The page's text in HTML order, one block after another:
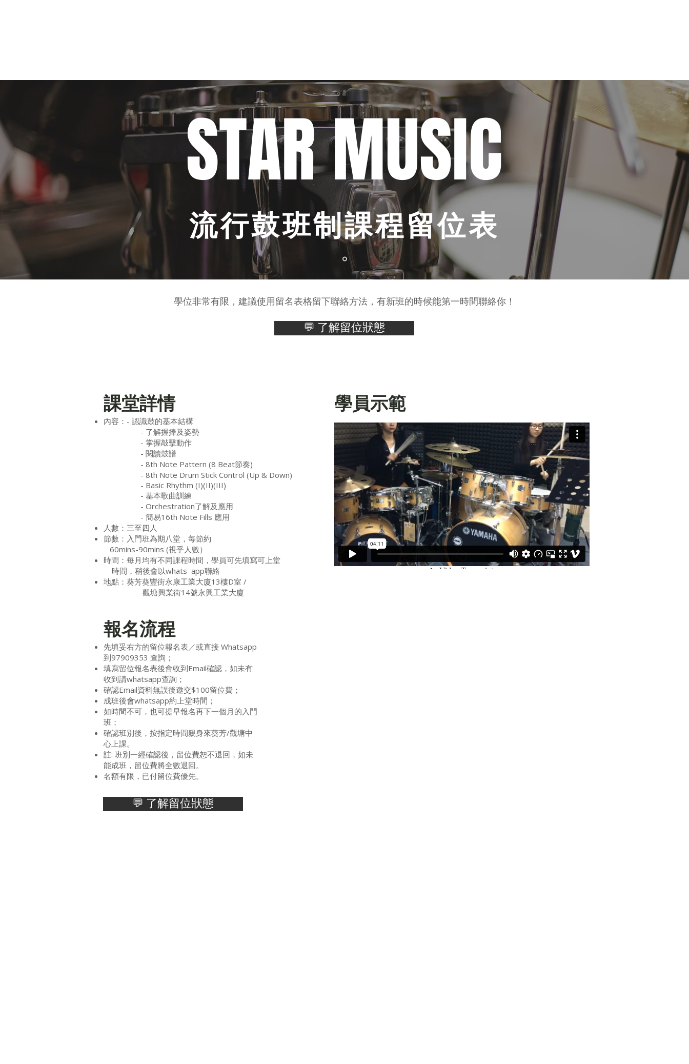
STAR MUSIC
流行鼓班制課程留位表
學位非常有限，建議使用留名表格留下聯絡方法，有新班的時候能第一時間聯絡你！
💬 了解留位狀態
課堂詳情
內容：- 認識鼓的基本結構
- 了解握捧及姿勢
- 掌握敲擊動作
- 閱讀鼓譜
- 8th Note Pattern (8 Beat節奏)
​ - 8th Note Drum Stick Control (Up & Down)
- Basic Rhythm (I)(II)(III)
- 基本歌曲訓練
- Orchestration了解及應用
​ - 簡易16th Note Fills 應用
人數：三至四人
節數：入門班為期八堂，每節約
60mins-90mins (視乎人數）
時間：每月均有不同課程時間，學員可先填寫可上堂
時間，稍後會以whats app聯絡
地點：葵芳葵豐街永康工業大廈13樓D室 /
​ 觀塘興業街14號永興工業大廈
​學員示範
報名流程
先填妥右方的留位報名表／或直接 Whatsapp
到97909353 查詢；
填寫留位報名表後會收到Email確認，如未有
收到請whatsapp查詢；
確認Email資料無誤後邀交$100留位費；
成班後會whatsapp約上堂時間；
如時間不可，也可提早報名再下一個月的入門
班；
確認班別後，按指定時間親身來葵芳/觀塘中
心上課。
註: 班別一經確認後，留位費恕不退回，如未
能成班，留位費將全數退回。
​名額有限，已付留位費優先。
💬 了解留位狀態